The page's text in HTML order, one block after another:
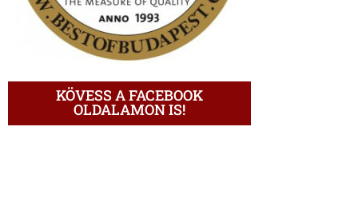
KÖVESS A FACEBOOK
OLDALAMON IS!